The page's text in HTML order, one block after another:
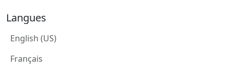
Langues
English (US)
Français